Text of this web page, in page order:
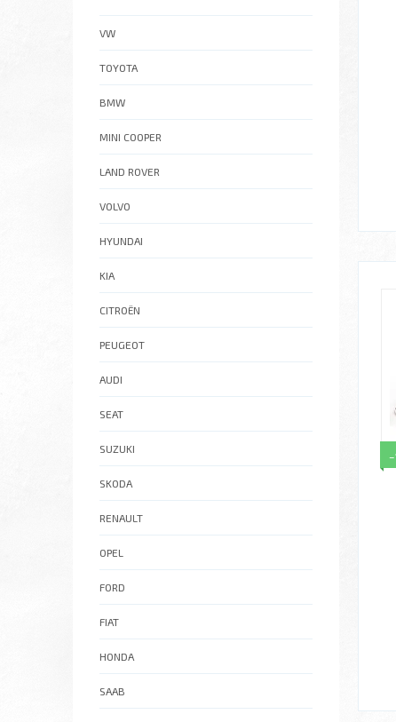
VW
TOYOTA
BMW
MINI COOPER
LAND ROVER
VOLVO
HYUNDAI
KIA
CITROËN
PEUGEOT
AUDI
SEAT
SUZUKI
SKODA
RENAULT
OPEL
FORD
FIAT
HONDA
SAAB